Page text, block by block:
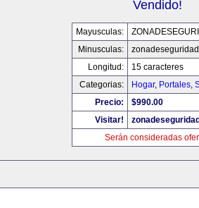
Vendido!
Mayusculas:
Minusculas:
Longitud:
15 caracteres
Categorias:
Hogar, Portales,
Precio:
$990.00
Visitar!
Serán consideradas